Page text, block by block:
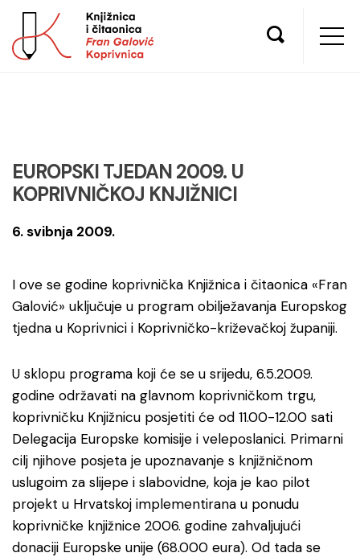
EUROPSKI TJEDAN 2009. U
KOPRIVNIČKOJ KNJIŽNICI
6. svibnja 2009.
I ove se godine koprivnička Knjižnica i čitaonica «Fran
Galović» uključuje u program obilježavanja Europskog
tjedna u Koprivnici i Koprivničko-križevačkoj županiji.
U sklopu programa koji će se u srijedu, 6.5.2009.
godine održavati na glavnom koprivničkom trgu,
koprivničku Knjižnicu posjetiti će od 11.00-12.00 sati
Delegacija Europske komisije i veleposlanici. Primarni
cilj njihove posjeta je upoznavanje s knjižničnom
uslugoim za slijepe i slabovidne, koja je kao pilot
projekt u Hrvatskoj implementirana u ponudu
koprivničke knjižnice 2006. godine zahvaljujući
donaciji Europske unije (68.000 eura). Od tada se